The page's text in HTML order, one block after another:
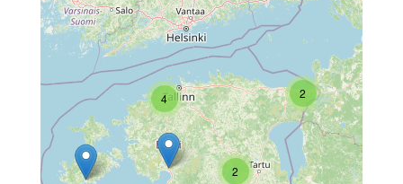
2
2
4